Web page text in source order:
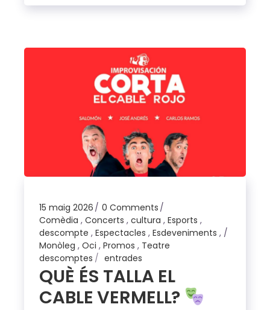
15 maig 2026
0 Comments
Comèdia ,Concerts ,cultura ,Esports ,
descompte ,Espectacles ,Esdeveniments ,
Monòleg ,Oci ,Promos , Teatre
descomptes
entrades
QUÈ ÉS TALLA EL
CABLE VERMELL?